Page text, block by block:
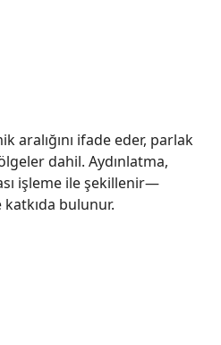
aralığını ifade eder, parlak
dahil. Aydınlatma,
işleme ile şekillenir—
bulunur.